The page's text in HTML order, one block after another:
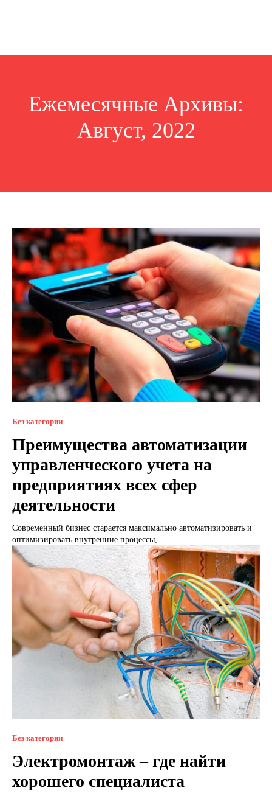
Ежемесячные Архивы:
Август, 2022
Без категории
Преимущества автоматизации
управленческого учета на
предприятиях всех сфер
деятельности
Современный бизнес старается максимально автоматизировать и
оптимизировать внутренние процессы,...
Без категории
Электромонтаж – где найти
хорошего специалиста